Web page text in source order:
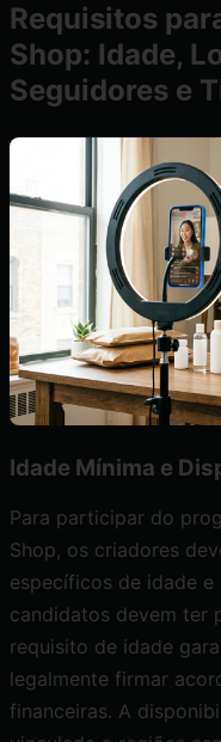
Requisitos
Shop: Idade,
Seguidores e
Idade Mínima e
Para participar do
Shop, os criadores
específicos de idade e
candidatos devem ter
requisito de idade
legalmente firmar
financeiras. A